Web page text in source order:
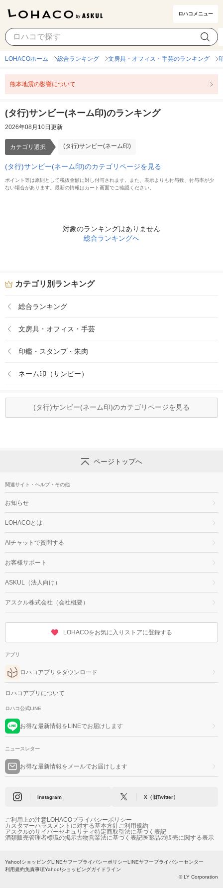
ロハコメニュー
(タ行)サンビー(ネーム印) カテゴリ選択
LOHACOホーム 総合ランキング 文房具・オフィス・手芸のランキング
熊本地震の影響について
(タ行)サンビー(ネーム印)のランキング
2026年08月10日更新
カテゴリ選択 (タ行)サンビー(ネーム印)
(タ行)サンビー(ネーム印)のカテゴリページを見る
ポイント等は原則として税抜金額に対し付与されます。また、表示よりも付与数、付与率が少
ない場合があります。最新の情報はカート画面でご確認ください。
対象のランキングはありません
総合ランキングへ
カテゴリ別ランキング
総合ランキング
文房具・オフィス・手芸
印鑑・スタンプ・朱肉
ネーム印（サンビー）
(タ行)サンビー(ネーム印)のカテゴリページを見る
ページトップへ
関連サイト・ヘルプ・その他
お知らせ
LOHACOとは
AIチャットで質問する
お客様サポート
ASKUL（法人向け）
アスクル株式会社（会社概要）
LOHACOをお気に入りストアに登録する
アプリ
ロハコアプリをダウンロード
ロハコアプリについて
ロハコ公式LINE
お得な最新情報をLINEでお届けします
ニュースレター
お得な最新情報をメールでお届けします
Instagram X（旧Twitter）
ご利用上の注意LOHACOプライバシーポリシー
カスタマーハラスメントに対する基本方針ご利用規約
アスクルのサイバーセキュリティ特定商取引法に基づく表記
酒類販売管理者標識の掲示古物営業法に基づく表記医薬品の販売に関する表示
Yahoo!ショッピングLINEヤフープライバシーポリシーLINEヤフープライバシーセンター
利用規約免責事項Yahoo!ショッピングガイドライン
© LY Corporation